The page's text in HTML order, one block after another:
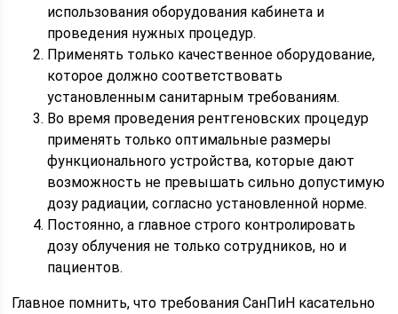
использования оборудования кабинета и
проведения нужных процедур.
Применять только качественное оборудование,
которое должно соответствовать
установленным санитарным требованиям.
Во время проведения рентгеновских процедур
применять только оптимальные размеры
функционального устройства, которые дают
возможность не превышать сильно допустимую
дозу радиации, согласно установленной норме.
Постоянно, а главное строго контролировать
дозу облучения не только сотрудников, но и
пациентов.
Главное помнить, что требования СанПиН касательно